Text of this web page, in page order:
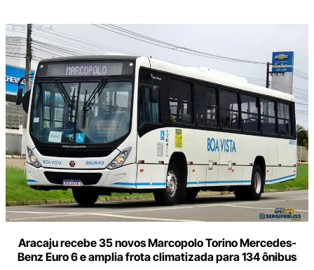
Aracaju recebe 35 novos Marcopolo Torino Mercedes-
Benz Euro 6 e amplia frota climatizada para 134 ônibus